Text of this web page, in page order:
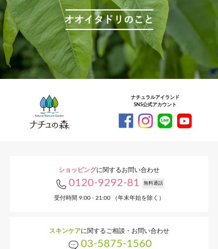
ナチュラルアイランド
SNS公式アカウント
ショッピングに関するお問い合わせ
0120-9292-81 無料通話
受付時間 9:00 - 21:00 （年末年始を除く）
スキンケアに関するご相談・お問い合わせ
03-5875-1560